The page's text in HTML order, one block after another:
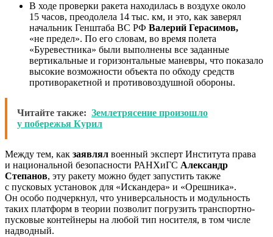
В ходе проверки ракета находилась в воздухе около
15 часов, преодолела 14 тыс. км, и это, как заверял
начальник Генштаба ВС РФ Валерий Герасимов,
«не предел». По его словам, во время полета
«Буревестника» были выполнены все заданные
вертикальные и горизонтальные маневры, что показало
высокие возможности объекта по обходу средств
противоракетной и противовоздушной обороны.
Читайте также: Землетрясение произошло
у побережья Курил
Между тем, как заявлял военный эксперт Института права
и национальной безопасности РАНХиГС Александр
Степанов, эту ракету можно будет запустить также
с пусковых установок для «Искандера» и «Орешника».
Он особо подчеркнул, что универсальность и модульность
таких платформ в теории позволит погрузить транспортно-
пусковые контейнеры на любой тип носителя, в том числе
надводный.